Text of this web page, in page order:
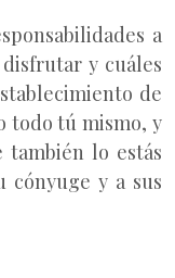
a
y cuáles
de
todo tú mismo, y
lo estás
cónyuge y a sus